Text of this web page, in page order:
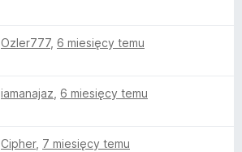
Ozler777, 6 miesięcy temu
iamanajaz 6 miesięcy temu
Cipher, 7 miesięcy temu